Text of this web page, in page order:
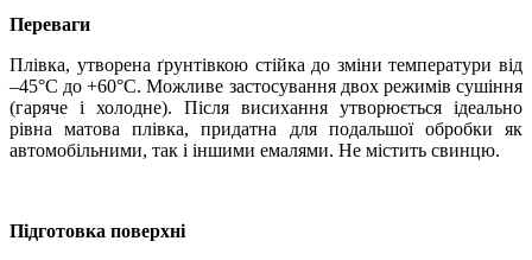
Переваги
Плівка, утворена ґрунтівкою стійка до зміни температури від
–45°С до +60°С. Можливе застосування двох режимів сушіння
(гаряче і холодне). Після висихання утворюється ідеально
рівна матова плівка, придатна для подальшої обробки як
автомобільними, так і іншими емалями. Не містить свинцю.
Підготовка поверхні